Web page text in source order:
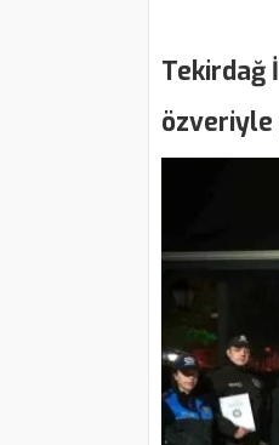
Tekirdağ
özveriyle